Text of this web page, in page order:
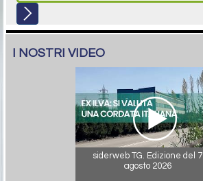
I NOSTRI VIDEO
siderweb TG. Edizione del 7
agosto 2026